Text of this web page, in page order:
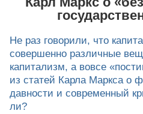
Не раз говорили, что
совершенно различные
капитализм, а вовсе
из статей Карла Маркса о
давности и современный
ли?